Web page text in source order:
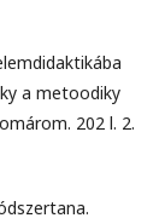
a metoodiky
202 l. 2.